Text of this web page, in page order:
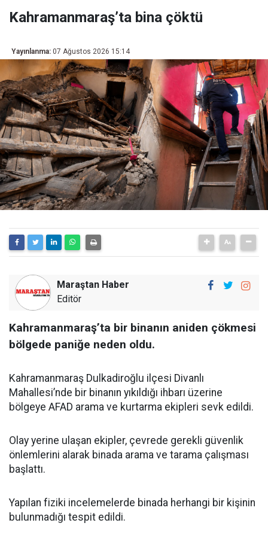
Kahramanmaraş’ta bina çöktü
Yayınlanma: 07 Ağustos 2026 15:14
Maraştan Haber
Editör
Kahramanmaraş’ta bir binanın aniden çökmesi
bölgede paniğe neden oldu.
Kahramanmaraş Dulkadiroğlu ilçesi Divanlı
Mahallesi’nde bir binanın yıkıldığı ihbarı üzerine
bölgeye AFAD arama ve kurtarma ekipleri sevk edildi.
Olay yerine ulaşan ekipler, çevrede gerekli güvenlik
önlemlerini alarak binada arama ve tarama çalışması
başlattı.
Yapılan fiziki incelemelerde binada herhangi bir kişinin
bulunmadığı tespit edildi.